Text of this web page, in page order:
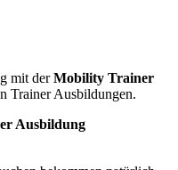
mit derMobility Trainer
Trainer Ausbildungen.
Ausbildung